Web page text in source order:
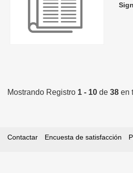
Mostrando Registro 1 - 10 de 38 en
Contactar Encuesta de satisfacción